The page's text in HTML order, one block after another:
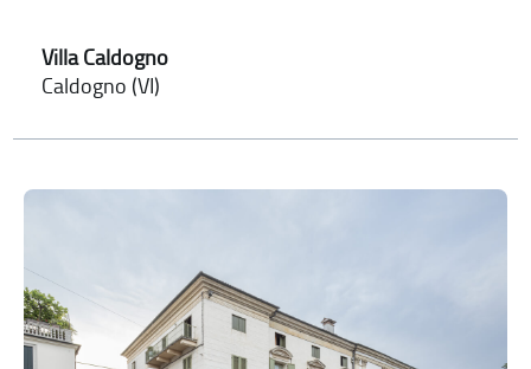
Villa Caldogno
Caldogno (VI)